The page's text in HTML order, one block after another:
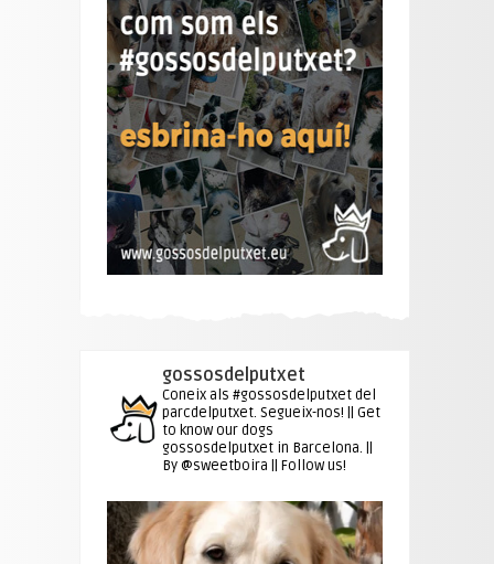
gossosdelputxet
Coneix als #gossosdelputxet del
parcdelputxet. Segueix-nos! || Get
to know our dogs
gossosdelputxet in Barcelona. ||
By @sweetboira || Follow us!